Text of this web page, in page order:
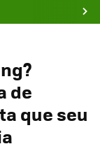
de
que seu